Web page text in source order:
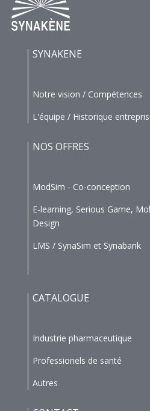
SYNAKENE
Notre vision / Compétences
L'équipe / Historique
NOS OFFRES
ModSim - Co-conception
E-learning, Serious Game,
Design
LMS / SynaSim et Synabank
CATALOGUE
Industrie pharmaceutique
Professionels de santé
Autres